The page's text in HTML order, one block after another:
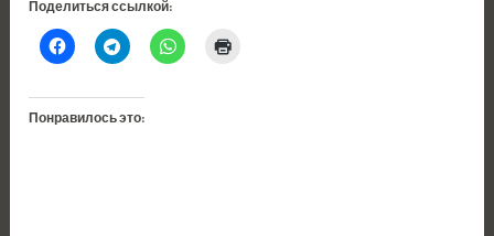
Поделиться ссылкой:
Понравилось это: